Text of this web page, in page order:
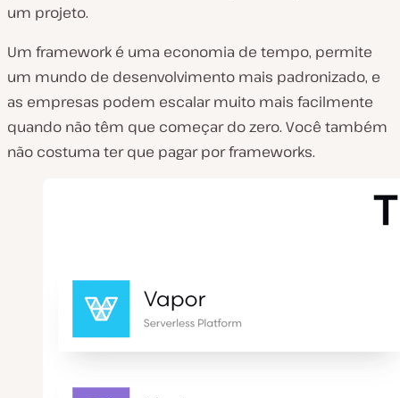
um projeto.
Um framework é uma economia de tempo, permite
um mundo de desenvolvimento mais padronizado, e
as empresas podem escalar muito mais facilmente
quando não têm que começar do zero. Você também
não costuma ter que pagar por frameworks.